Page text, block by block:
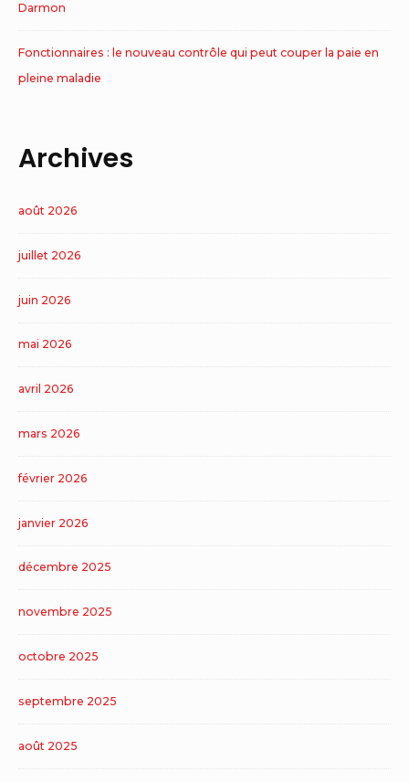
Darmon
Fonctionnaires : le nouveau contrôle qui peut couper la paie en
pleine maladie
Archives
août 2026
juillet 2026
juin 2026
mai 2026
avril 2026
mars 2026
février 2026
janvier 2026
décembre 2025
novembre 2025
octobre 2025
septembre 2025
août 2025